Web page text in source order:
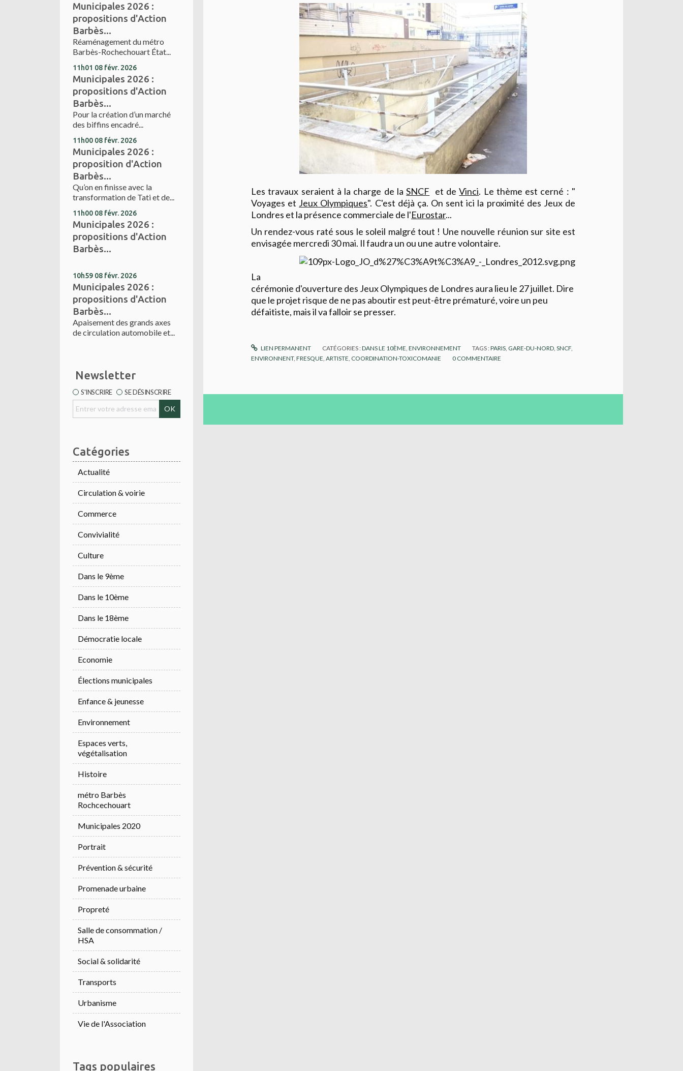
Municipales 2026 :
propositions d'Action
Barbès...
Réaménagement du métro
Barbès-Rochechouart État...
11h01 08 févr. 2026
Municipales 2026 :
propositions d'Action
Barbès...
Pour la création d’un marché
des biffins encadré...
11h00 08 févr. 2026
Municipales 2026 :
proposition d'Action
Barbès...
Qu’on en finisse avec la
transformation de Tati et de...
11h00 08 févr. 2026
Municipales 2026 :
propositions d'Action
Barbès...
10h59 08 févr. 2026
Municipales 2026 :
propositions d'Action
Barbès...
Apaisement des grands axes
de circulation automobile et...
Newsletter
S'INSCRIRE SE DÉSINSCRIRE
Catégories
Actualité
Circulation & voirie
Commerce
Convivialité
Culture
Dans le 9ème
Dans le 10ème
Dans le 18ème
Démocratie locale
Economie
Élections municipales
Enfance & jeunesse
Environnement
Espaces verts,
végétalisation
Histoire
métro Barbès
Rochcechouart
Municipales 2020
Portrait
Prévention & sécurité
Promenade urbaine
Propreté
Salle de consommation /
HSA
Social & solidarité
Transports
Urbanisme
Vie de l'Association
Tags populaires
Les travaux seraient à la charge de laSNCF et deVinci. Le thème est cerné : "
Voyages et Jeux Olympiques". C'est déjà ça. On sent ici la proximité des Jeux de
Londres et la présence commerciale de l'Eurostar...
Un rendez-vous raté sous le soleil malgré tout ! Une nouvelle réunion sur site est
envisagée mercredi 30 mai. Il faudra un ou une autre volontaire.
La
cérémonie d'ouverture des Jeux Olympiques de Londres aura lieu le 27 juillet. Dire
que le projet risque de ne pas aboutir est peut-être prématuré, voire un peu
défaitiste, mais il va falloir se presser.
LIEN PERMANENT CATÉGORIES :DANS LE 10ÈME ,ENVIRONNEMENT TAGS :PARIS GARE-DU-NORD ,SNCF
ENVIRONNENT, FRESQUE ARTISTE COORDINATION-TOXICOMANIE 0 COMMENTAIRE